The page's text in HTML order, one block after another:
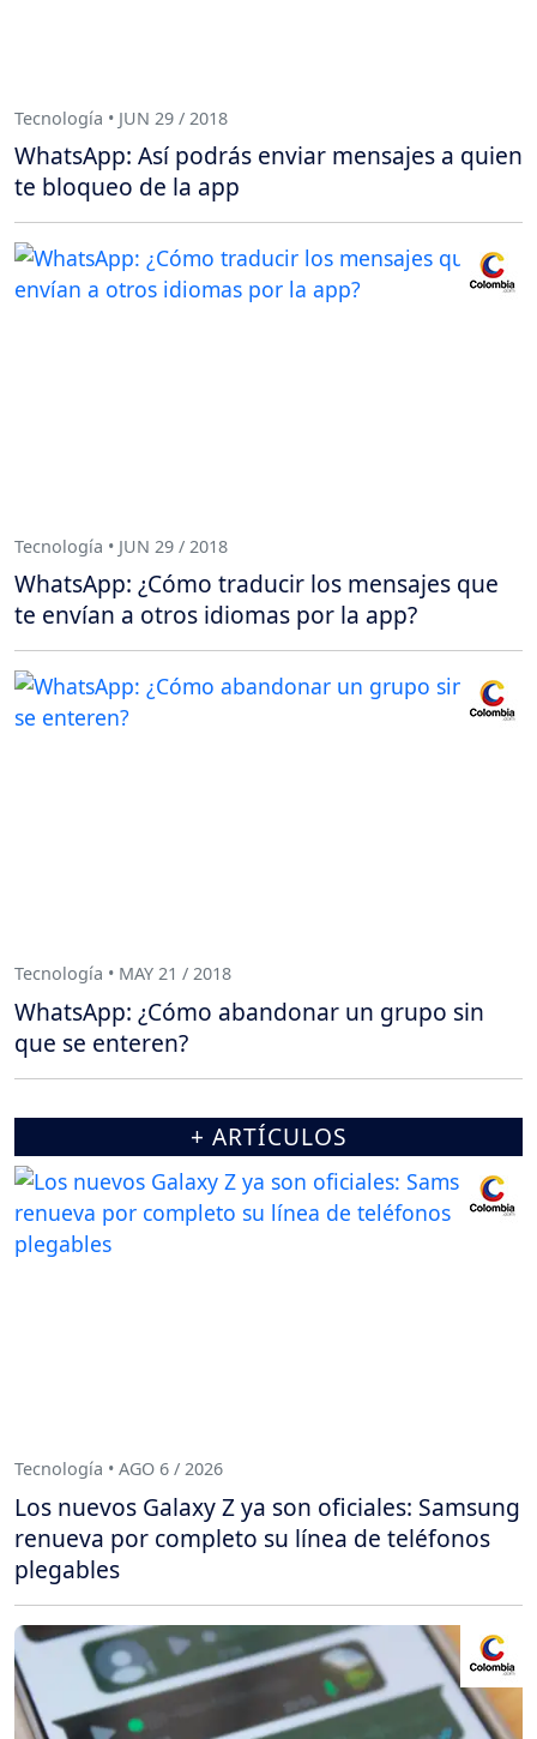
Tecnología • JUN 29 / 2018
WhatsApp: Así podrás enviar mensajes a quien
te bloqueo de la app
Tecnología • JUN 29 / 2018
WhatsApp: ¿Cómo traducir los mensajes que
te envían a otros idiomas por la app?
Tecnología • MAY 21 / 2018
WhatsApp: ¿Cómo abandonar un grupo sin
que se enteren?
+ ARTÍCULOS
Tecnología • AGO 6 / 2026
Los nuevos Galaxy Z ya son oficiales: Samsung
renueva por completo su línea de teléfonos
plegables